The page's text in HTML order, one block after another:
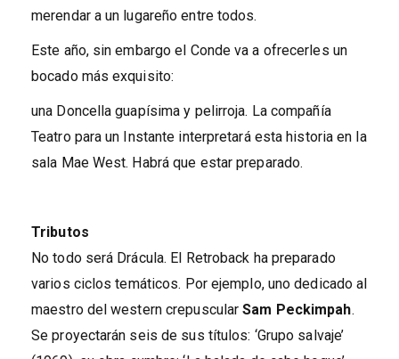
merendar a un lugareño entre todos.
Este año, sin embargo el Conde va a ofrecerles un
bocado más exquisito:
una Doncella guapísima y pelirroja. La compañía
Teatro para un Instante interpretará esta historia en la
sala Mae West. Habrá que estar preparado.
Tributos
No todo será Drácula. El Retroback ha preparado
varios ciclos temáticos. Por ejemplo, uno dedicado al
maestro del western crepuscularSam Peckimpah.
Se proyectarán seis de sus títulos: ‘Grupo salvaje’